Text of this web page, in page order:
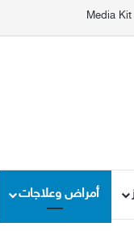
Media Kit
أمراض وعلاجات